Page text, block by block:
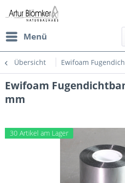
Menü
Übersicht Ewifoam
Ewifoam
mm
30 Artikel am Lager